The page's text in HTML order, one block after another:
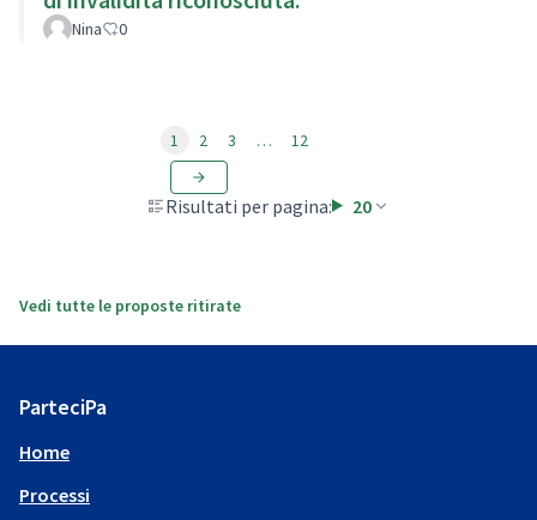
Nina 0
Risultati per pagina: 20
1 2 3 … 12
Vedi tutte le proposte ritirate
ParteciPa
Home
Processi